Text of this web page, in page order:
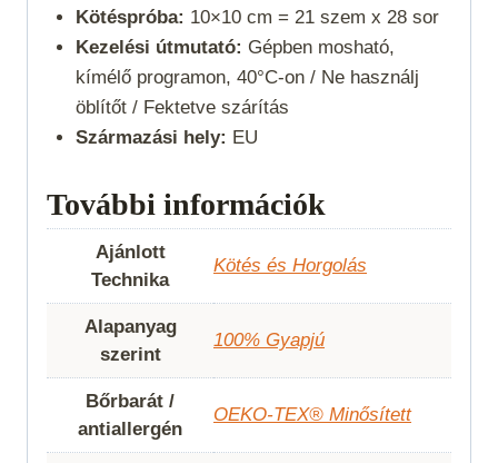
Kötéspróba: 10×10 cm = 21 szem x 28 sor
Kezelési útmutató: Gépben mosható,
kímélő programon, 40°C-on / Ne használj
öblítőt / Fektetve szárítás
Származási hely: EU
További információk
Ajánlott
Technika
Kötés és Horgolás
Alapanyag
szerint
100% Gyapjú
Bőrbarát /
antiallergén
OEKO-TEX® Minősített